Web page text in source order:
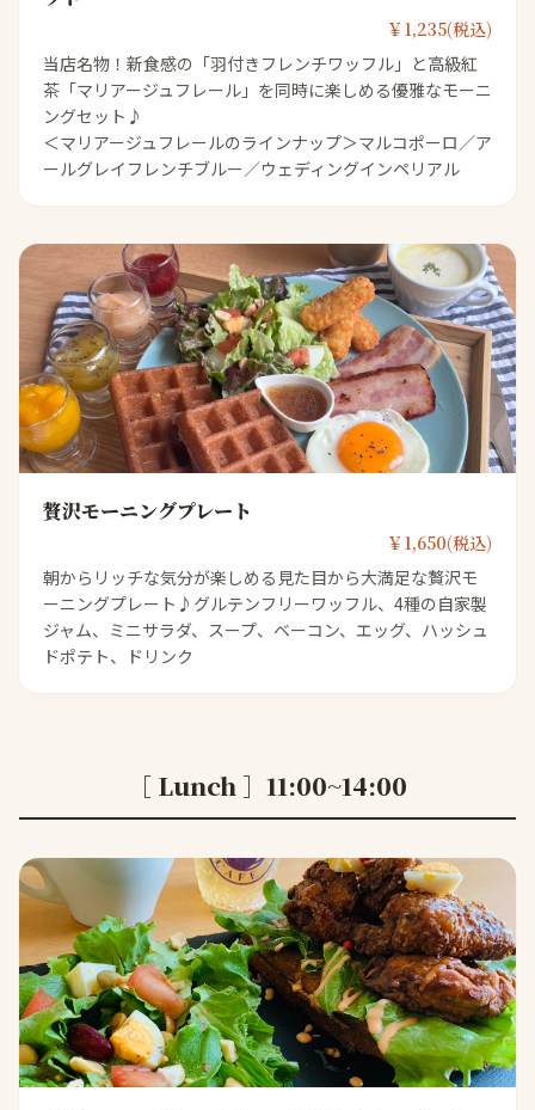
￥1,235(税込)
当店名物！新食感の「羽付きフレンチワッフル」と高級紅
茶「マリアージュフレール」を同時に楽しめる優雅なモーニ
ングセット♪
＜マリアージュフレールのラインナップ＞マルコポーロ／ア
ールグレイフレンチブルー／ウェディングインペリアル
贅沢モーニングプレート
￥1,650(税込)
朝からリッチな気分が楽しめる見た目から大満足な贅沢モ
ーニングプレート♪グルテンフリーワッフル、4種の自家製
ジャム、ミニサラダ、スープ、ベーコン、エッグ、ハッシュ
ドポテト、ドリンク
［ Lunch ］11:00~14:00